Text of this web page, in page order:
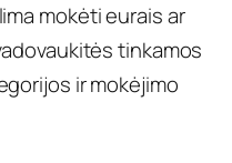
mokėti eurais ar
tinkamos
ir mokėjimo